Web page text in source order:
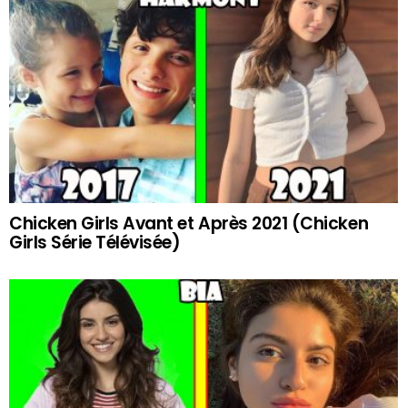
Chicken Girls Avant et Après 2021 (Chicken
Girls Série Télévisée)